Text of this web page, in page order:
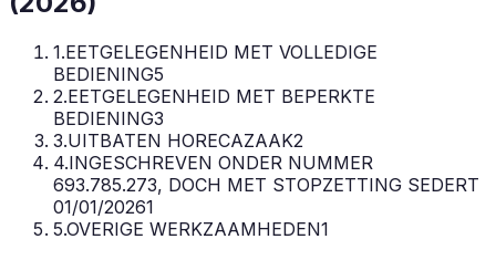
1.EETGELEGENHEID MET VOLLEDIGE
BEDIENING5
2.EETGELEGENHEID MET BEPERKTE
BEDIENING3
3.UITBATEN HORECAZAAK2
4.INGESCHREVEN ONDER NUMMER
693.785.273, DOCH MET STOPZETTING SEDERT
01/01/20261
5.OVERIGE WERKZAAMHEDEN1